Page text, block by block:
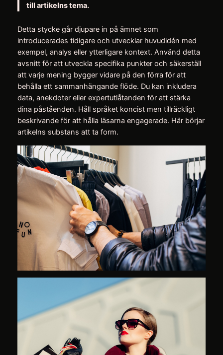
till artikelns tema.
Detta stycke går djupare in på ämnet som
introducerades tidigare och utvecklar huvudidén med
exempel, analys eller ytterligare kontext. Använd detta
avsnitt för att utveckla specifika punkter och säkerställ
att varje mening bygger vidare på den förra för att
behålla ett sammanhängande flöde. Du kan inkludera
data, anekdoter eller expertutlåtanden för att stärka
dina påståenden. Håll språket koncist men tillräckligt
beskrivande för att hålla läsarna engagerade. Här börjar
artikelns substans att ta form.